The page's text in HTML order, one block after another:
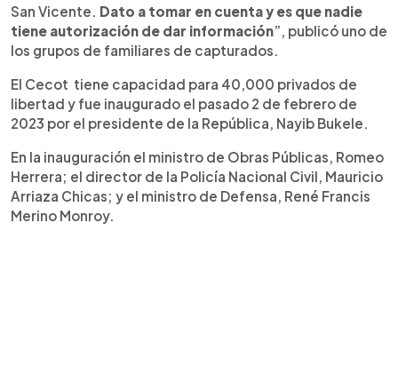
San Vicente. Dato a tomar en cuenta y es que nadie
tiene autorización de dar información”, publicó uno de
los grupos de familiares de capturados.
El Cecot tiene capacidad para 40,000 privados de
libertad y fue inaugurado el pasado 2 de febrero de
2023 por el presidente de la República, Nayib Bukele.
En la inauguración el ministro de Obras Públicas, Romeo
Herrera; el director de la Policía Nacional Civil, Mauricio
Arriaza Chicas; y el ministro de Defensa, René Francis
Merino Monroy.